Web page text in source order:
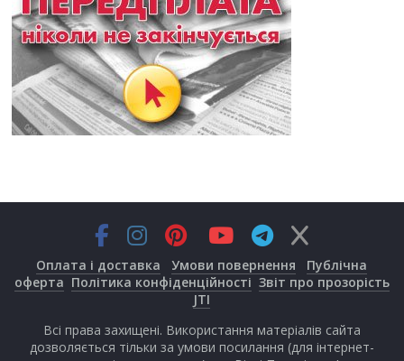
Оплата і доставка Умови повернення
Публічна
оферта Політика конфіденційності Звіт про прозорість
JTI
Всі права захищені. Використання матеріалів сайта
дозволяється тільки за умови посилання (для інтернет-